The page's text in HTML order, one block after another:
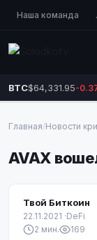
Наша команда
BTC$64,331.95-
Главная/Новости
AVAX
Твой Биткоин
22.11.2021 ·DeFi
2 мин.
169